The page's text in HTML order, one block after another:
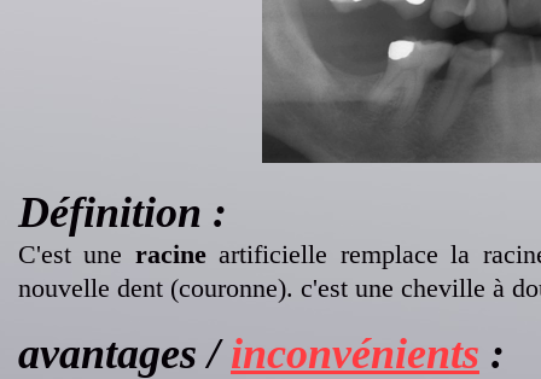
Définition :
C'est une racineartificielle remplace la
nouvelle dent (couronne). c'est une cheville à
avantages /inconvénients :